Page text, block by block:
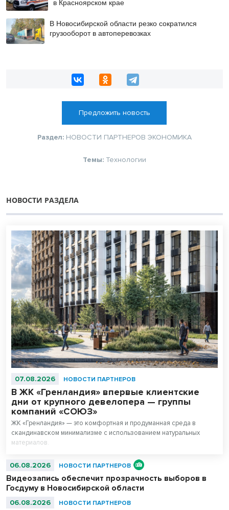
В Новосибирской области резко сократился
грузооборот в автоперевозках
Предложить новость
Раздел: НОВОСТИ ПАРТНЕРОВ ЭКОНОМИКА
Темы: Технологии
НОВОСТИ РАЗДЕЛА
07.08.2026 НОВОСТИ ПАРТНЕРОВ
В ЖК «Гренландия» впервые клиентские
дни от крупного девелопера — группы
компаний «СОЮЗ»
ЖК «Гренландия» — это комфортная и продуманная среда в
скандинавском минимализме с использованием натуральных
материалов.
06.08.2026 НОВОСТИ ПАРТНЕРОВ
Видеозапись обеспечит прозрачность выборов в
Госдуму в Новосибирской области
06.08.2026 НОВОСТИ ПАРТНЕРОВ